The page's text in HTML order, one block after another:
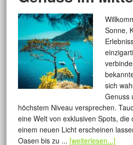
Sonne,
sich
Genuss
höchstem Niveau versprechen.
eine Welt von exklusiven Spots, die
einem neuen Licht erscheinen
Oasen bis zu ... [weiterlesen...]